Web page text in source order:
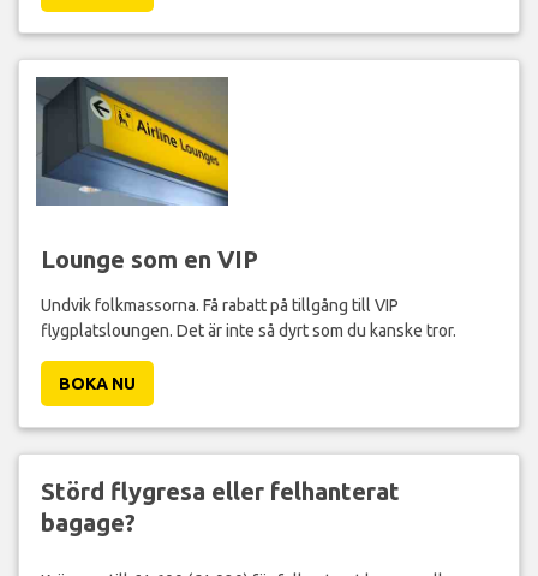
Lounge som en VIP
Undvik folkmassorna. Få rabatt på tillgång till VIP
flygplatsloungen. Det är inte så dyrt som du kanske tror.
BOKA NU
Störd flygresa eller felhanterat
bagage?